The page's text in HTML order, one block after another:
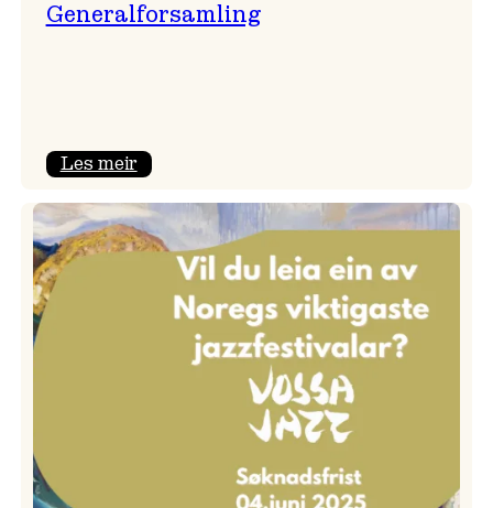
Generalforsamling
Les meir: